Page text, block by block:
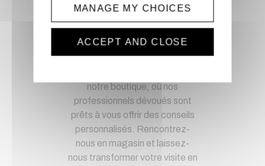
spécifiques
Magasin physique
Découvrez une expérience de
notre boutique, où nos
professionnels dévoués sont
prêts à vous offrir des conseils
personnalisés. Rencontrez-
nous en magasin et laissez-
nous transformer votre visite en
MANAGE MY CHOICES
ACCEPT AND CLOSE